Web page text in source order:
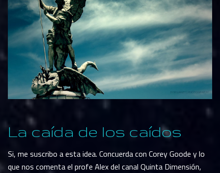
La caída de los caídos
Si, me suscribo a esta idea. Concuerda con Corey Goode y lo
que nos comenta el profe Alex del canal Quinta Dimensión,